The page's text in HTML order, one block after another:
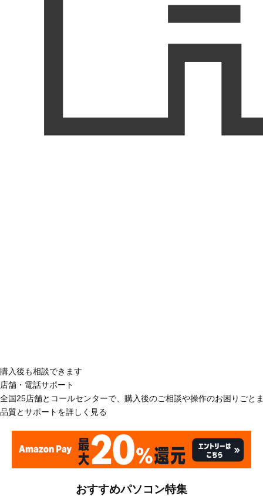
購入後も相談できます
店舗・電話サポート
全国25店舗とコールセンターで、購入後のご相談や操作のお困りごと
品質とサポートを詳しく見る
おすすめパソコン特集